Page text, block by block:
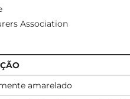
Association
amarelado